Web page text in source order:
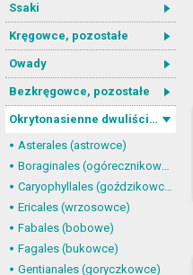
Ssaki
Kręgowce, pozostałe
Owady
Bezkręgowce, pozostałe
Okrytonasienne dwuliścienne
Asterales (astrowce)
Boraginales (ogórecznikowce)
Caryophyllales (goździkowce)
Ericales (wrzosowce)
Fabales (bobowe)
Fagales (bukowce)
Gentianales (goryczkowce)